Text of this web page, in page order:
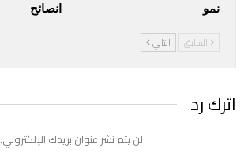
نمو
انصائح
السابق التالي
اترك رد
لن يتم نشر عنوان بريدك الإلكتروني.